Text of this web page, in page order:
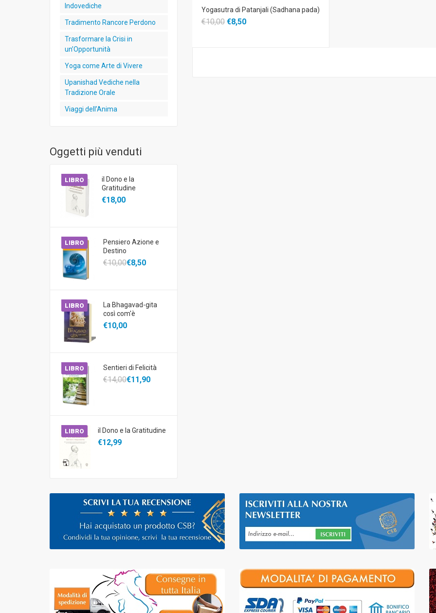
Indovediche
Tradimento Rancore Perdono
Trasformare la Crisi in
un’Opportunità
Yoga come Arte di Vivere
Upanishad Vediche nella
Tradizione Orale
Viaggi dell’Anima
Oggetti più venduti
LIBRO
il Dono e la
Gratitudine
€18,00
LIBRO
Pensiero Azione e
Destino
€10,00€8,50
LIBRO
La Bhagavad-gita
così com'è
€10,00
LIBRO Sentieri di Felicità
€14,00€11,90
LIBRO il Dono e la Gratitudine
€12,99
Yogasutra di Patanjali (Sadhana pada)
€10,00 €8,50